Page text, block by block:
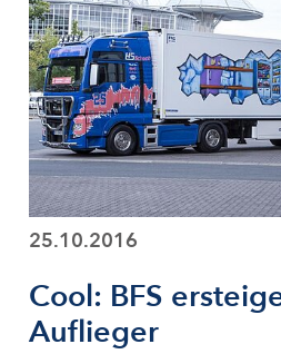
25.10.2016
Cool: BFS
Auflieger